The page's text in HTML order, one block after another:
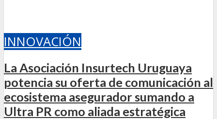
INNOVACIÓN
La Asociación Insurtech Uruguaya
potencia su oferta de comunicación al
ecosistema asegurador sumando a
Ultra PR como aliada estratégica